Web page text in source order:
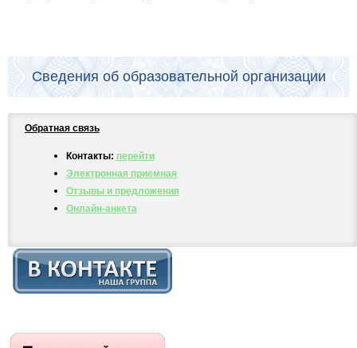
Сведения об образовательной организации
Обратная связь
Контакты: перейти
Электронная приемная
Отзывы и предложения
Онлайн-анкета